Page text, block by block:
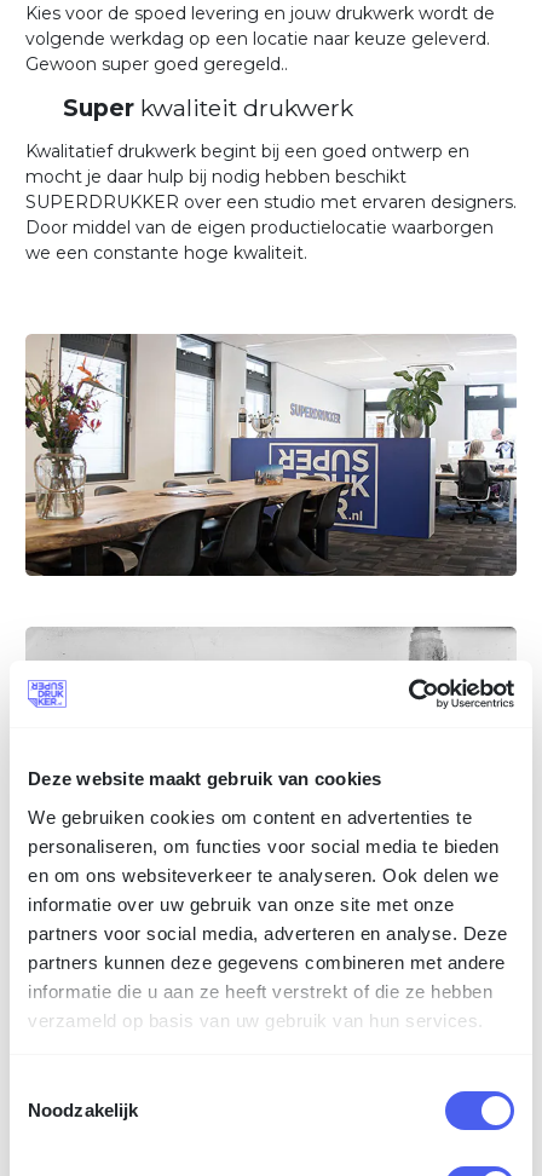
Deze website maakt gebruik van cookies
We gebruiken cookies om content en advertenties te
personaliseren, om functies voor social media te bieden
en om ons websiteverkeer te analyseren. Ook delen we
informatie over uw gebruik van onze site met onze
partners voor social media, adverteren en analyse. Deze
partners kunnen deze gegevens combineren met andere
informatie die u aan ze heeft verstrekt of die ze hebben
verzameld op basis van uw gebruik van hun services.
Noodzakelijk
Kies voor de spoed levering en jouw drukwerk wordt de
volgende werkdag op een locatie naar keuze geleverd.
Gewoon super goed geregeld..
Super kwaliteit drukwerk
Kwalitatief drukwerk begint bij een goed ontwerp en
mocht je daar hulp bij nodig hebben beschikt
SUPERDRUKKER over een studio met ervaren designers.
Door middel van de eigen productielocatie waarborgen
we een constante hoge kwaliteit.
Hoe het allemaal begon…
familie Vermijs. In 1907 opende Louis Vermijs de deuren